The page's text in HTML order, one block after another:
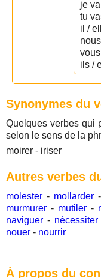
je
tu
il /
ils /
Synonymes du
Quelques verbes qui
selon le sens de la
moirer - iriser
Autres verbes
molester - mollarder -
murmurer - mutiler-
naviguer - nécessiter
nouer - nourrir
À propos du